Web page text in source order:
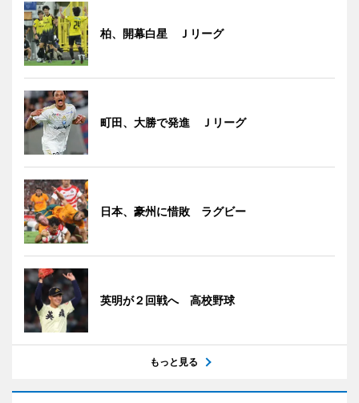
柏、開幕白星 Ｊリーグ
町田、大勝で発進 Ｊリーグ
日本、豪州に惜敗 ラグビー
英明が２回戦へ 高校野球
もっと見る